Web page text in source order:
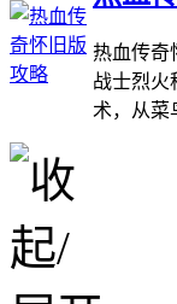
热血传奇
战士烈火
术，从菜